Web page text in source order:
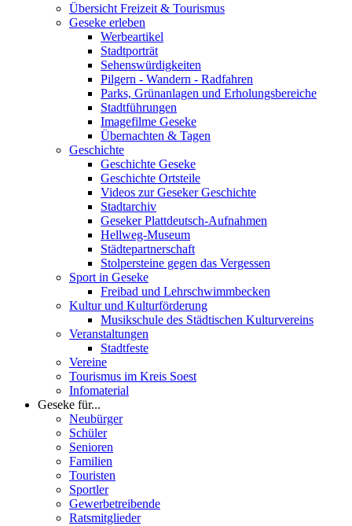
Übersicht Freizeit & Tourismus
Geseke erleben
Werbeartikel
Stadtporträt
Sehenswürdigkeiten
Pilgern - Wandern - Radfahren
Parks, Grünanlagen und Erholungsbereiche
Stadtführungen
Imagefilme Geseke
Übernachten & Tagen
Geschichte
Geschichte Geseke
Geschichte Ortsteile
Videos zur Geseker Geschichte
Stadtarchiv
Geseker Plattdeutsch-Aufnahmen
Hellweg-Museum
Städtepartnerschaft
Stolpersteine gegen das Vergessen
Sport in Geseke
Freibad und Lehrschwimmbecken
Kultur und Kulturförderung
Musikschule des Städtischen Kulturvereins
Veranstaltungen
Stadtfeste
Vereine
Tourismus im Kreis Soest
Infomaterial
Geseke für...
Neubürger
Schüler
Senioren
Familien
Touristen
Sportler
Gewerbetreibende
Ratsmitglieder